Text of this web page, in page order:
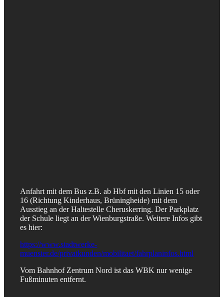
Anfahrt mit dem Bus z.B. ab Hbf mit den Linien 15 oder
16 (Richtung Kinderhaus, Brüningheide) mit dem
Ausstieg an der Haltestelle Cheruskerring. Der Parkplatz
der Schule liegt an der Wienburgstraße. Weitere Infos gibt
es hier:
https://www.stadtwerke-
muenster.de/privatkunden/mobilitaet/fahrplaninfos.html
Vom Bahnhof Zentrum Nord ist das WBK nur wenige
Fußminuten entfernt.